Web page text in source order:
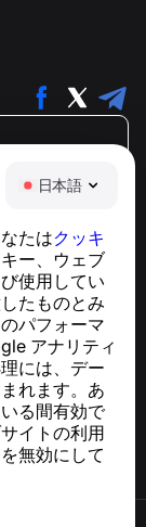
日本語
たはクッキ
ー、ウェブ
使用してい
たものとみ
パフォーマ
アナリティ
には、デー
れます。あ
る間有効で
イトの利用
無効にして
なたを守る、